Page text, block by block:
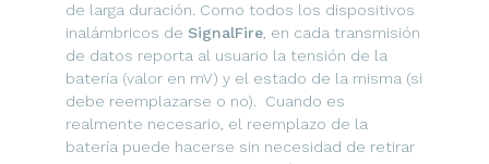
de larga duración. Como todos los dispositivos
inalámbricos de SignalFire, en cada transmisión
de datos reporta al usuario la tensión de la
batería (valor en mV) y el estado de la misma (si
debe reemplazarse o no). Cuando es
realmente necesario, el reemplazo de la
batería puede hacerse sin necesidad de retirar